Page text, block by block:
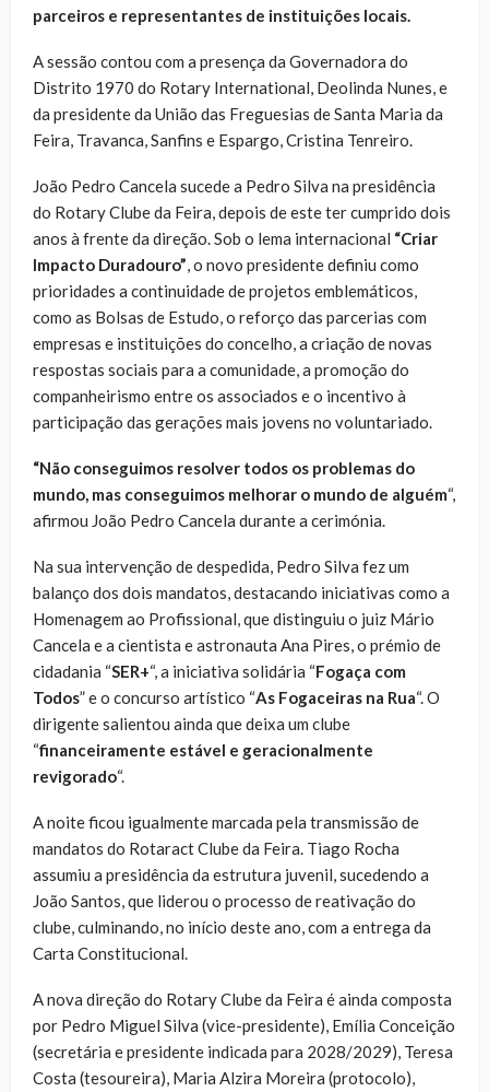
parceiros e representantes de instituições locais.
A sessão contou com a presença da Governadora do
Distrito 1970 do Rotary International, Deolinda Nunes, e
da presidente da União das Freguesias de Santa Maria da
Feira, Travanca, Sanfins e Espargo, Cristina Tenreiro.
João Pedro Cancela sucede a Pedro Silva na presidência
do Rotary Clube da Feira, depois de este ter cumprido dois
anos à frente da direção. Sob o lema internacional “Criar
Impacto Duradouro”, o novo presidente definiu como
prioridades a continuidade de projetos emblemáticos,
como as Bolsas de Estudo, o reforço das parcerias com
empresas e instituições do concelho, a criação de novas
respostas sociais para a comunidade, a promoção do
companheirismo entre os associados e o incentivo à
participação das gerações mais jovens no voluntariado.
“Não conseguimos resolver todos os problemas do
mundo, mas conseguimos melhorar o mundo de alguém“,
afirmou João Pedro Cancela durante a cerimónia.
Na sua intervenção de despedida, Pedro Silva fez um
balanço dos dois mandatos, destacando iniciativas como a
Homenagem ao Profissional, que distinguiu o juiz Mário
Cancela e a cientista e astronauta Ana Pires, o prémio de
cidadania “SER+“, a iniciativa solidária “Fogaça com
Todos” e o concurso artístico “As Fogaceiras na Rua“. O
dirigente salientou ainda que deixa um clube
“financeiramente estável e geracionalmente
revigorado“.
A noite ficou igualmente marcada pela transmissão de
mandatos do Rotaract Clube da Feira. Tiago Rocha
assumiu a presidência da estrutura juvenil, sucedendo a
João Santos, que liderou o processo de reativação do
clube, culminando, no início deste ano, com a entrega da
Carta Constitucional.
A nova direção do Rotary Clube da Feira é ainda composta
por Pedro Miguel Silva (vice-presidente), Emília Conceição
(secretária e presidente indicada para 2028/2029), Teresa
Costa (tesoureira), Maria Alzira Moreira (protocolo),